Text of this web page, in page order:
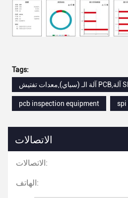
Tags:
pcb inspection equipment spi
الاتصالات
الاتصالات:
الهاتف: